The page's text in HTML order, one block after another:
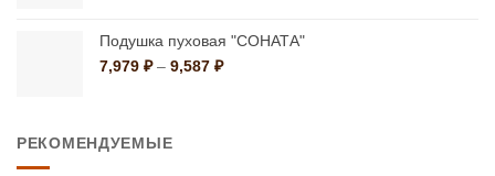
–
1,499 ₽
Подушка пуховая "СОНАТА"
7,979 ₽ – 9,587 ₽Диапазон
РЕКОМЕНДУЕМЫЕ